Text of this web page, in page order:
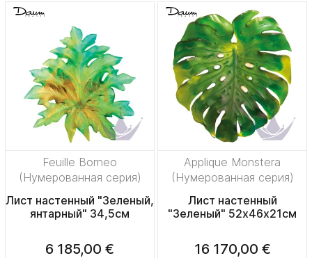
Feuille Borneo
(Нумерованная серия)
Лист настенный "Зеленый,
янтарный" 34,5см
6 185,00 €
Applique Monstera
(Нумерованная серия)
Лист настенный
"Зеленый" 52х46х21см
16 170,00 €